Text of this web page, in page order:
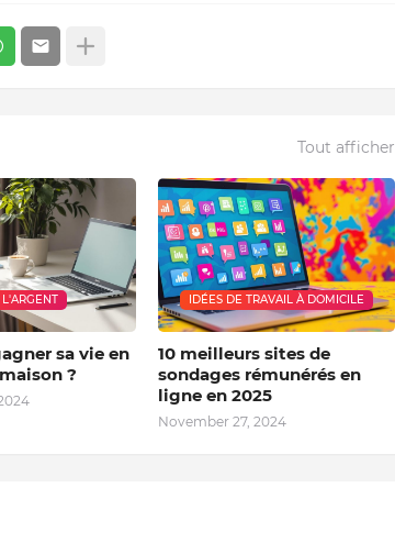
Tout afficher
sa vie en
?
IDÉES DE TRAVAIL À DOMICILE
10 meilleurs sites de
sondages rémunérés en
ligne en 2025
November 27, 2024